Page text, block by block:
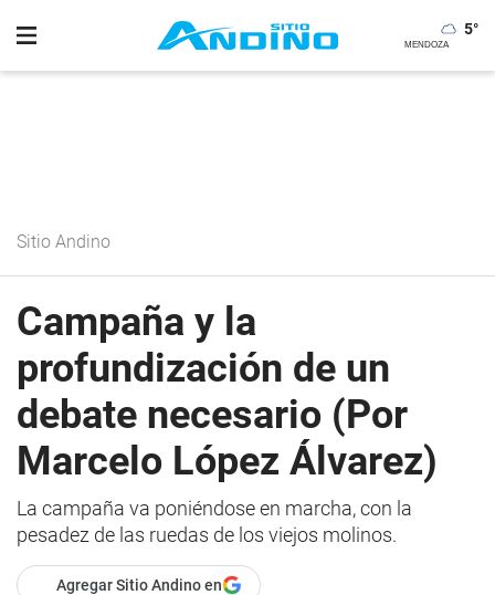
5°
Sitio Andino
Campaña y la
profundización de un
debate necesario (Por
Marcelo López Álvarez)
La campaña va poniéndose en marcha, con la
pesadez de las ruedas de los viejos molinos.
Agregar Sitio Andino en